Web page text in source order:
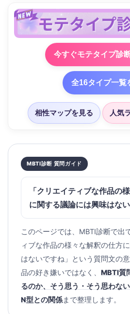
今すぐモテタイプ診
全16タイプ一覧
相性マップを見る 人気
MBTI診断 質問ガイド
「クリエイティブな作品の
に関する議論には興味はない
このページでは、MBTI診断で出
ィブな作品の様々な解釈の仕方
はないですね」という質問文の
品の好き嫌いではなく、 MBTI質
るのか、そう思う・そう思わな
N型との関係まで整理します。